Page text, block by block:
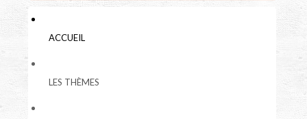
ACCUEIL
LES THÈMES